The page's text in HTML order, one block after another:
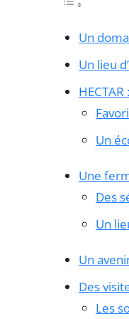
Un
Un lieu
Un
Une
Des
Un
Un
Des
Les